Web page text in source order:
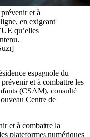
et à
en exigeant
qu’elles
espagnole du
et à combattre les
(CSAM), consulté
Centre de
et à combattre la
plateformes numériques